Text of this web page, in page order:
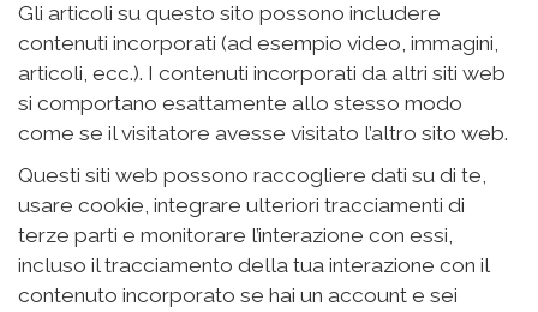
Gli articoli su questo sito possono includere
contenuti incorporati (ad esempio video, immagini,
articoli, ecc.). I contenuti incorporati da altri siti web
si comportano esattamente allo stesso modo
come se il visitatore avesse visitato l’altro sito web.
Questi siti web possono raccogliere dati su di te,
usare cookie, integrare ulteriori tracciamenti di
terze parti e monitorare l’interazione con essi,
incluso il tracciamento della tua interazione con il
contenuto incorporato se hai un account e sei